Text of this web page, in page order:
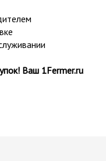
Ваш 1Fermer.ru